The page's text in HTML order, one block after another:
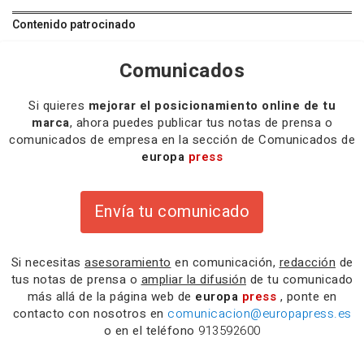
Contenido patrocinado
Comunicados
Si quieres mejorar el posicionamiento online de tu
marca, ahora puedes publicar tus notas de prensa o
comunicados de empresa en la sección de Comunicados de
europa press
Envía tu comunicado
Si necesitas asesoramiento en comunicación, redacción de
tus notas de prensa o ampliar la difusión de tu comunicado
más allá de la página web de europa press , ponte en
contacto con nosotros en comunicacion@europapress.es
o en el teléfono 913592600